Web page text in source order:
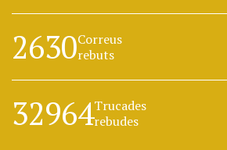
2630Correus
rebuts
32964Trucades
rebudes